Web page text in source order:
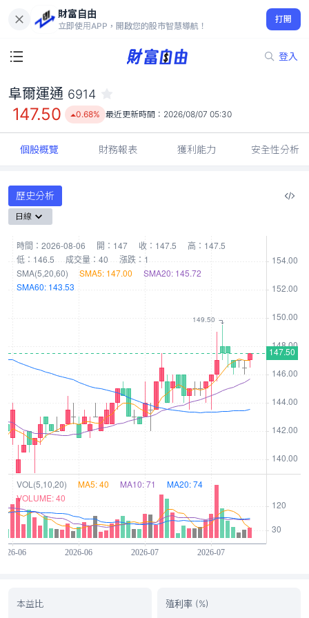
財富自由
立即使用APP，開啟您的股市智慧導航！
打開
登入
147.50
0.68%
阜爾運通 6914
147.50 0.68% 最近更新時間： 2026/08/07 05:30
個股概覽 財務報表 獲利能力 安全性分析
歷史分析
日線
本益比 殖利率 (%)